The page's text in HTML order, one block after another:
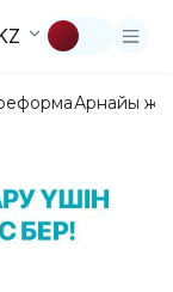
Арнайы